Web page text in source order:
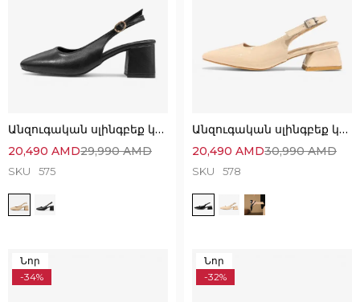
Անզուգական սլինգբեք կոշիկներ՝ հարմարավետ և էլեգանտ
29,990AMD
20,490 AMD
SKU 575
Անզուգական սլինգբեք կոշիկներ՝ նուրբ և էլեգանտ
30,990AMD
20,490 AMD
SKU 578
Նոր
-34%
Նոր
-32%